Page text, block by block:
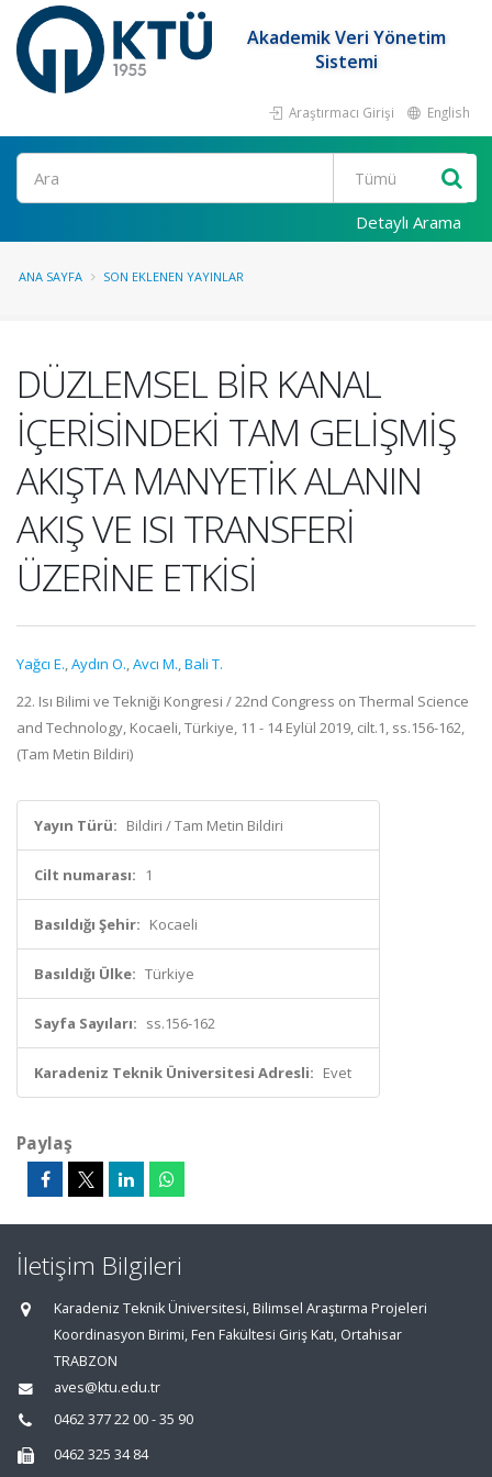
Akademik Veri Yönetim
Sistemi
Araştırmacı Girişi English
Ara
Detaylı Arama
ANA SAYFA SON EKLENEN YAYINLAR
DÜZLEMSEL BİR KANAL
İÇERİSİNDEKİ TAM GELİŞMİŞ
AKIŞTA MANYETİK ALANIN
AKIŞ VE ISI TRANSFERİ
ÜZERİNE ETKİSİ
Yağcı E.,Aydın O.,Avcı M.,Bali T.
22. Isı Bilimi ve Tekniği Kongresi / 22nd Congress on Thermal Science
and Technology, Kocaeli, Türkiye, 11 - 14 Eylül 2019, cilt.1, ss.156-162,
(Tam Metin Bildiri)
Yayın Türü: Bildiri / Tam Metin Bildiri
Cilt numarası: 1
Basıldığı Şehir: Kocaeli
Basıldığı Ülke: Türkiye
Sayfa Sayıları: ss.156-162
Karadeniz Teknik Üniversitesi Adresli: Evet
Paylaş
İletişim Bilgileri
Karadeniz Teknik Üniversitesi, Bilimsel Araştırma Projeleri
Koordinasyon Birimi, Fen Fakültesi Giriş Katı, Ortahisar
TRABZON
aves@ktu.edu.tr
0462 377 22 00 - 35 90
0462 325 34 84